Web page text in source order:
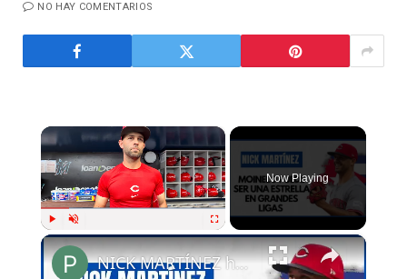
NO HAY COMENTARIOS
×
Play Unmute Fullscreen
Now Playing
×
NICK MARTÍNEZ habla de LIVAN MOINELO